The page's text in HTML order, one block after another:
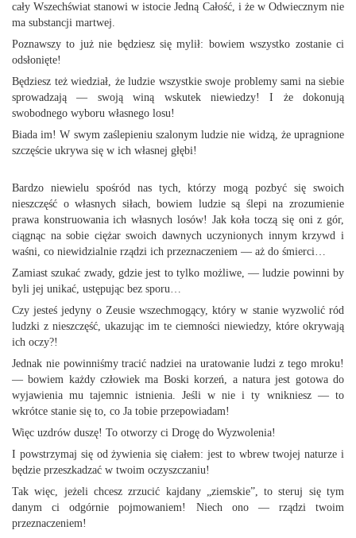
cały Wszechświat stanowi w istocie Jedną Całość, i że w Odwiecznym nie
ma substancji martwej.
Poznawszy to już nie będziesz się mylił: bowiem wszystko zostanie ci
odsłonięte!
Będziesz też wiedział, że ludzie wszystkie swoje problemy sami na siebie
sprowadzają — swoją winą wskutek niewiedzy! I że dokonują
swobodnego wyboru własnego losu!
Biada im! W swym zaślepieniu szalonym ludzie nie widzą, że upragnione
szczęście ukrywa się w ich własnej głębi!
Bardzo niewielu spośród nas tych, którzy mogą pozbyć się swoich
nieszczęść o własnych siłach, bowiem ludzie są ślepi na zrozumienie
prawa konstruowania ich własnych losów! Jak koła toczą się oni z gór,
ciągnąc na sobie ciężar swoich dawnych uczynionych innym krzywd i
waśni, co niewidzialnie rządzi ich przeznaczeniem — aż do śmierci…
Zamiast szukać zwady, gdzie jest to tylko możliwe, — ludzie powinni by
byli jej unikać, ustępując bez sporu…
Czy jesteś jedyny o Zeusie wszechmogący, który w stanie wyzwolić ród
ludzki z nieszczęść, ukazując im te ciemności niewiedzy, które okrywają
ich oczy?!
Jednak nie powinniśmy tracić nadziei na uratowanie ludzi z tego mroku!
— bowiem każdy człowiek ma Boski korzeń, a natura jest gotowa do
wyjawienia mu tajemnic istnienia. Jeśli w nie i ty wnikniesz — to
wkrótce stanie się to, co Ja tobie przepowiadam!
Więc uzdrów duszę! To otworzy ci Drogę do Wyzwolenia!
I powstrzymaj się od żywienia się ciałem: jest to wbrew twojej naturze i
będzie przeszkadzać w twoim oczyszczaniu!
Tak więc, jeżeli chcesz zrzucić kajdany „ziemskie”, to steruj się tym
danym ci odgórnie pojmowaniem! Niech ono — rządzi twoim
przeznaczeniem!